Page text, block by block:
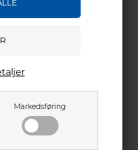
Markedsføring